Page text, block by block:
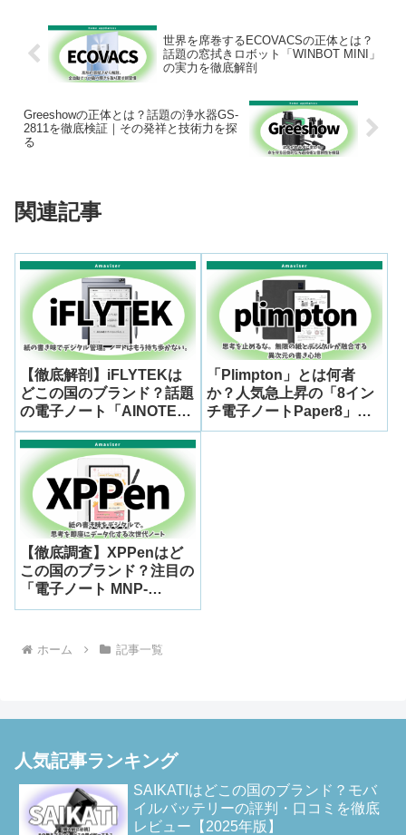
世界を席巻するECOVACSの正体とは？
話題の窓拭きロボット「WINBOT MINI」
の実力を徹底解剖
Greeshowの正体とは？話題の浄水器GS-
2811を徹底検証｜その発祥と技術力を探
る
関連記事
【徹底解剖】iFLYTEKは
どこの国のブランド？話題
の電子ノート「AINOTE
Air 2」の正体と人気の秘
密
「Plimpton」とは何者
か？人気急上昇の「8イン
チ電子ノートPaper8」の
魅力とブランド背景をまる
【徹底調査】XPPenはど
この国のブランド？注目の
「電子ノート MNP-
CDM1101U」の評判と実
ホーム 記事一覧
人気記事ランキング
SAIKATIはどこの国のブランド？モバ
イルバッテリーの評判・口コミを徹底
レビュー【2025年版】